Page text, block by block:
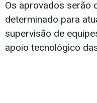
Os aprovados serão
determinado para
supervisão de
apoio tecnológico